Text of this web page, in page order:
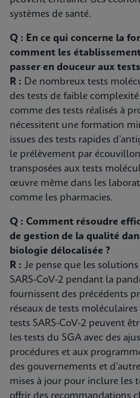
systèmes de santé.
Q : En ce qui concerne la
comment les
passer en douceur aux
R : De nombreux tests
des tests de faible
comme des tests réalisés à
nécessitent une formation
issues des tests rapides
le prélèvement par
transposées aux tests
œuvre même dans les
comme les pharmacies.
Q : Comment résoudre
de gestion de la qualité
biologie délocalisée ?
R : Je pense que les
SARS-CoV-2 pendant la
fournissent des précédents
réseaux de tests
tests SARS-CoV-2 peuvent
les tests du SGA avec des
procédures et aux
des gouvernements et
mises à jour pour inclure les
offrir des recommandations